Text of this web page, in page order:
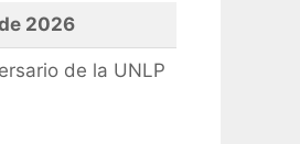
2026
de la UNLP